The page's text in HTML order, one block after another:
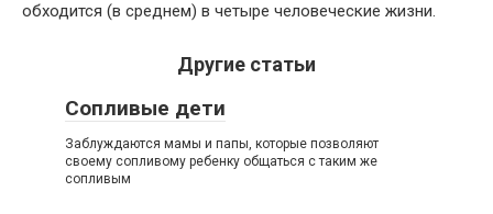
обходится (в среднем) в четыре человеческие жизни.
Другие статьи
Сопливые дети
Заблуждаются мамы и папы, которые позволяют
своему сопливому ребенку общаться с таким же
сопливым